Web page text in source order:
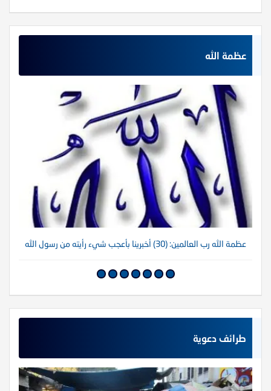
عظمة الله
عظمة الله رب العالمين: (30) أخبرينا بأعجب شيء رأيته من رسول الله
طرائف دعوية